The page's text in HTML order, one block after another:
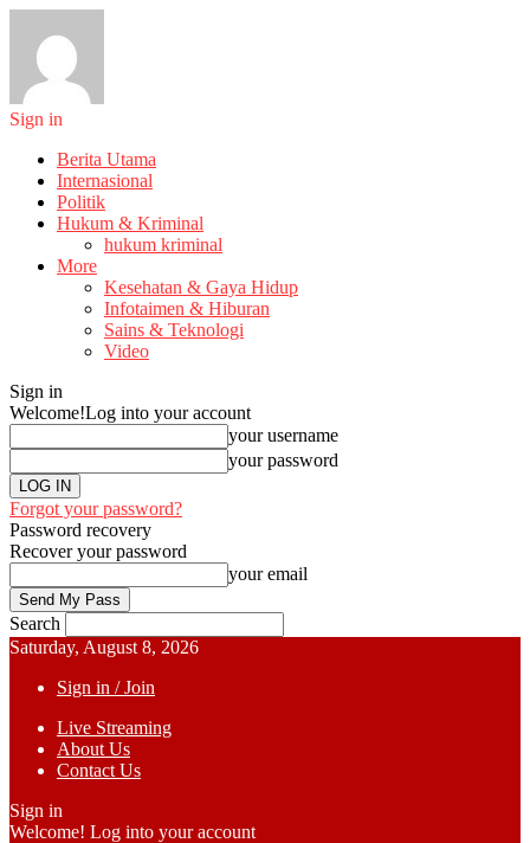
Sign in
Berita Utama
Internasional
Politik
Hukum & Kriminal
hukum kriminal
More
Kesehatan & Gaya Hidup
Infotaimen & Hiburan
Sains & Teknologi
Video
Sign in
Welcome!Log into your account
your username
your password
Forgot your password?
Password recovery
Recover your password
your email
Search
Saturday, August 8, 2026
Sign in / Join
Live Streaming
About Us
Contact Us
Sign in
Welcome! Log into your account